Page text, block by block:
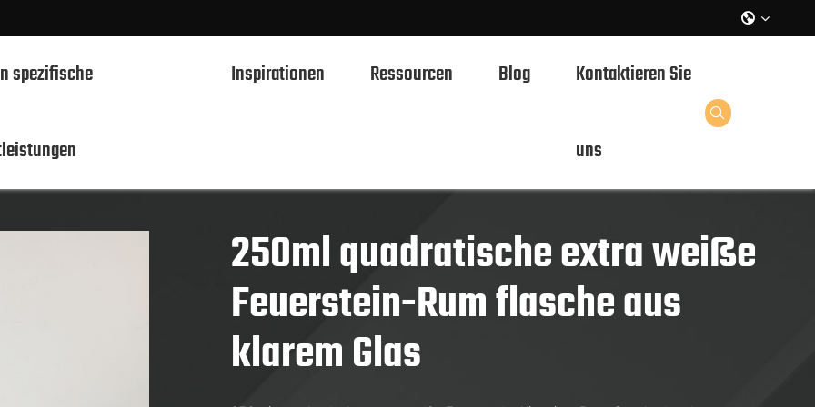

750ml Spirituosen Glasflaschen
700ml Spirituosen Glasflaschen
spezifische Inspirationen Ressourcen Blog Kontaktieren Sie
uns

250ml Spirituosen Glasflaschen
250ml quadratische extra weiße
Feuerstein-Rum flasche aus
klarem Glas